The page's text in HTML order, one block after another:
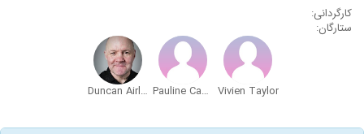
کارگردانی:
ستارگان:
Vivien Taylor
Pauline Campbell
Duncan Airlie James